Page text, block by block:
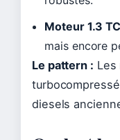
Moteur 1.3
mais encore
Le pattern : Les
diesels